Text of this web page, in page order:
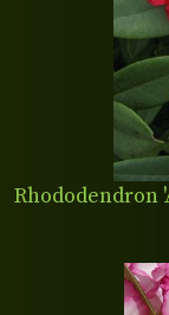
Rhododendron